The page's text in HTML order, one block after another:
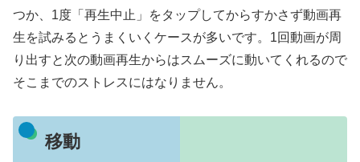
つか、1度「再生中止」をタップしてからすかさず動画再
生を試みるとうまくいくケースが多いです。1回動画が周
り出すと次の動画再生からはスムーズに動いてくれるので
そこまでのストレスにはなりません。
移動